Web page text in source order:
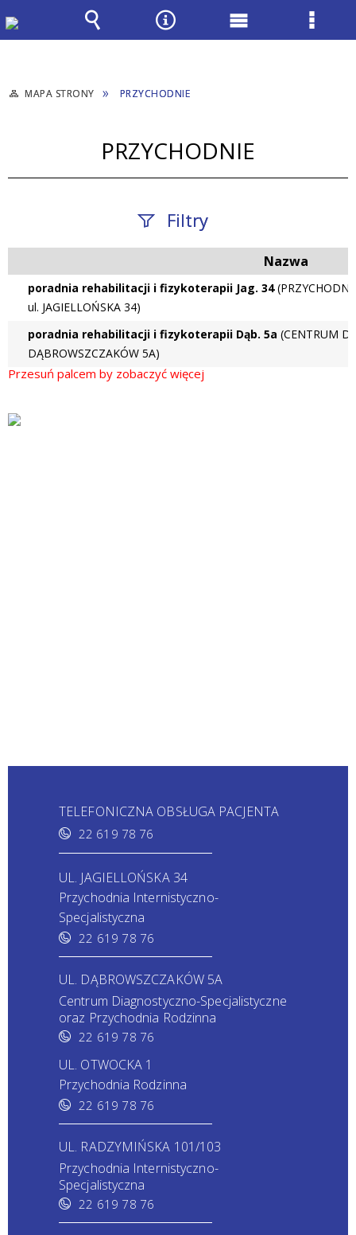
MAPA STRONY PRZYCHODNIE
PRZYCHODNIE
Filtry
nazwisko
Przychodnie
Nazwa
poradnia rehabilitacji i fizykoterapii Jag. 34
ul. JAGIELLOŃSKA 34)
poradnia rehabilitacji i fizykoterapii Dąb. 5a (CENTRUM
DĄBROWSZCZAKÓW 5A)
TELEFONICZNA OBSŁUGA PACJENTA
22 619 78 76
UL. JAGIELLOŃSKA 34
Przychodnia Internistyczno-
Specjalistyczna
22 619 78 76
UL. DĄBROWSZCZAKÓW 5A
Centrum Diagnostyczno-Specjalistyczne
oraz Przychodnia Rodzinna
22 619 78 76
UL. OTWOCKA 1
Przychodnia Rodzinna
22 619 78 76
UL. RADZYMIŃSKA 101/103
Przychodnia Internistyczno-
Specjalistyczna
22 619 78 76
Wyszukiwarka
NarzędziaMenu
Menu